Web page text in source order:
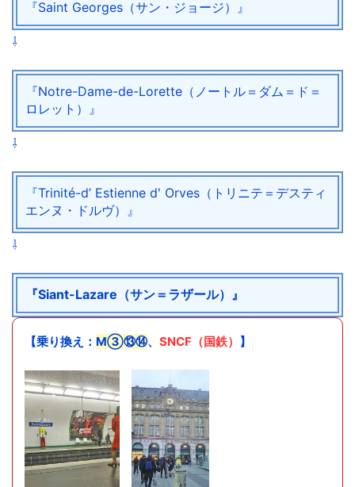
『Saint Georges（サン・ジョージ）』
⇩
『Notre-Dame-de-Lorette（ノートル＝ダム＝ド＝
ロレット）』
⇩
『Trinité-d’ Estienne d' Orves（トリニテ＝デスティ
エンヌ・ドルヴ）』
⇩
『Siant-Lazare（サン＝ラザール）』
【乗り換え： M③⑬⑭、 SNCF（国鉄） 】